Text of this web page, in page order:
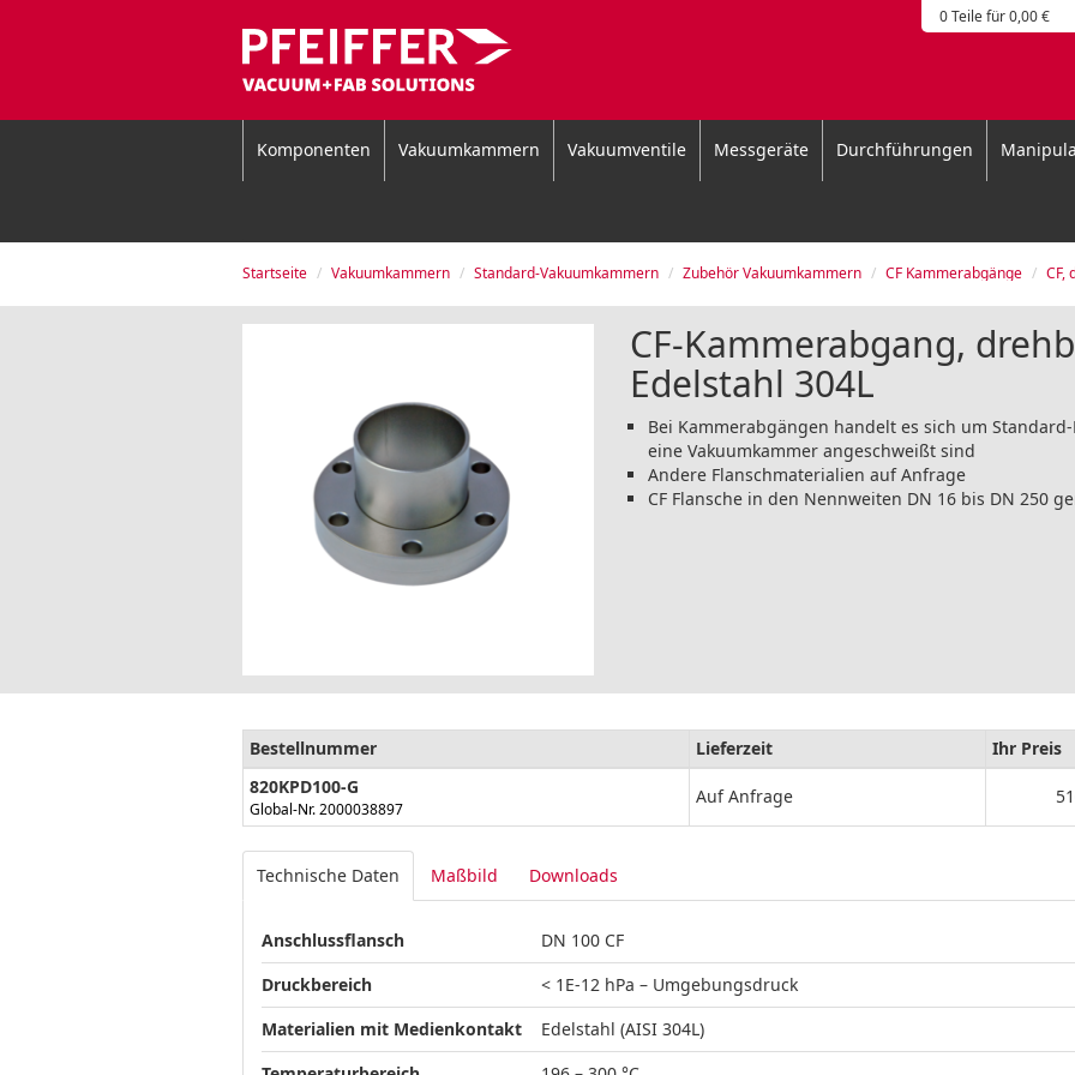
0 Teile für 0,00 €
Komponenten Vakuumkammern Vakuumventile Messgeräte Durchführungen
Startseite Vakuumkammern Standard-Vakuumkammern Zubehör Vakuumkammern CF Kammerabgänge CF,
CF-Kammerabgang,
Edelstahl 304L
Bei Kammerabgängen handelt es sich um
eine Vakuumkammer angeschweißt sind
Andere Flanschmaterialien auf Anfrage
CF Flansche in den Nennweiten DN 16 bis DN 250
Bestellnummer Lieferzeit Ihr Preis
820KPD100-G
Global-Nr. 2000038897
Auf Anfrage
Technische Daten Maßbild Downloads
Anschlussflansch
DN 100 CF
Druckbereich
< 1E-12 hPa – Umgebungsdruck
Materialien mit Medienkontakt
Edelstahl (AISI 304L)